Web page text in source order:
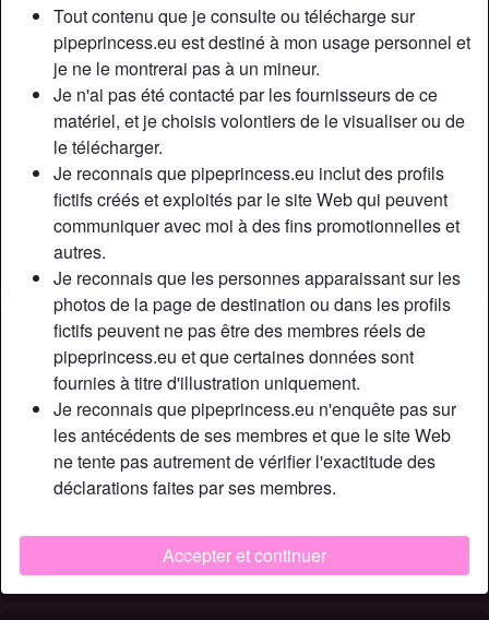
Tout contenu que je consulte ou télécharge sur
pipeprincess.eu est destiné à mon usage personnel et
je ne le montrerai pas à un mineur.
Je n'ai pas été contacté par les fournisseurs de ce
matériel, et je choisis volontiers de le visualiser ou de
le télécharger.
Je reconnais que pipeprincess.eu inclut des profils
fictifs créés et exploités par le site Web qui peuvent
communiquer avec moi à des fins promotionnelles et
autres.
Je reconnais que les personnes apparaissant sur les
photos de la page de destination ou dans les profils
fictifs peuvent ne pas être des membres réels de
pipeprincess.eu et que certaines données sont
fournies à titre d'illustration uniquement.
Je reconnais que pipeprincess.eu n'enquête pas sur
les antécédents de ses membres et que le site Web
ne tente pas autrement de vérifier l'exactitude des
déclarations faites par ses membres.
Accepter et continuer
Pays:
France
Département:
Seine-Saint-Denis
Sexe:
Femme
Sexualité:
Hétéro
Relation:
Couleur des cheveux:
Foncé
Taille:
163 cm
Épilé(e):
Oui
Fumeur(euse):
Description
Je suis avide de moments de tendresse, de moments
intimes, d’être pénétrée et comblée par un monsieur très
viril qui fait l’amour longtemps avec passion. Je me donne
entièrement et complètement, je suis souple et flexible, je
peux relever mes pieds à coté de ma tête, prendre des
positions excitantes tout en étant ouverte au maximum.
Cherche
N'a spécifié aucune préférence